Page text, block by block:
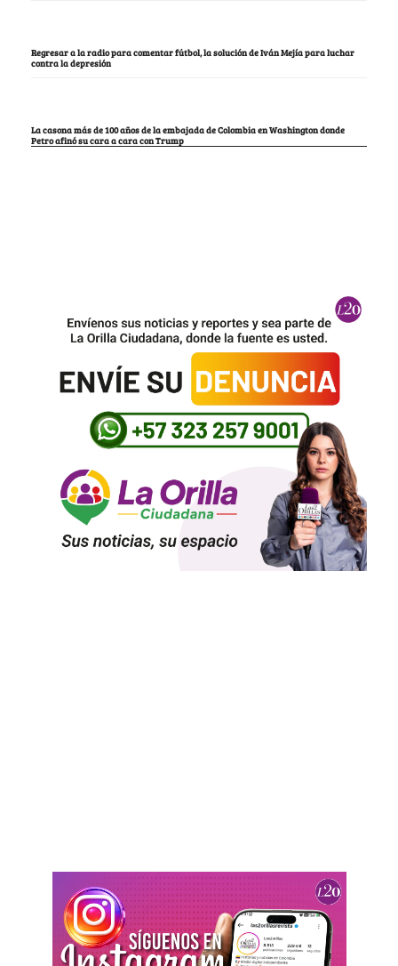
Regresar a la radio para comentar fútbol, la solución de Iván Mejía para luchar
contra la depresión
La casona más de 100 años de la embajada de Colombia en Washington donde
Petro afinó su cara a cara con Trump